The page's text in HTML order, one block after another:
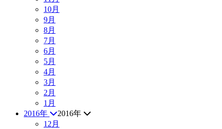
10月
9月
8月
7月
6月
5月
4月
3月
2月
1月
2016年
2016年
12月